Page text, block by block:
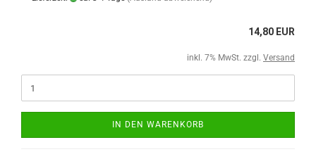
14,80 EUR
inkl. 7% MwSt. zzgl. Versand
IN DEN WARENKORB